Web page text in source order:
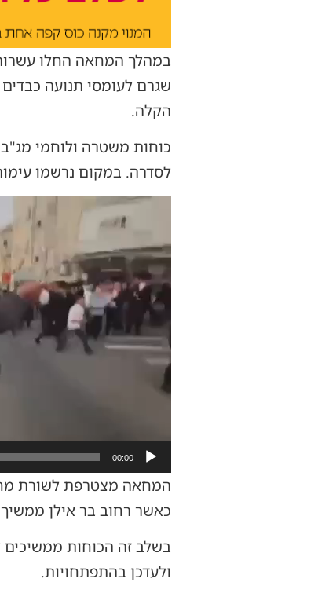
במהלך המחאה החלו
שגרם לעומסי תנועה
הקלה.
כוחות משטרה ולוחמי
לסדרה. במקום נרשמו
00:00
המחאה מצטרפת לשורת
כאשר רחוב בר אילן
בשלב זה הכוחות ממשיכים
ולעדכן בהתפתחויות.